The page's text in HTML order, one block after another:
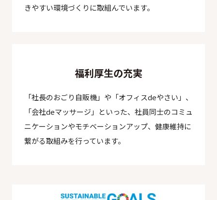
きやすい環境づくりに取組んでいます。
福利厚生の充実
「社長のおごり自販機」や「オフィスdeやさい」、
「会社deマッサージ」といった、社員同士のコミュ
ニケーションやモチベーションアップ、健康維持に
繋がる取組みを行っています。